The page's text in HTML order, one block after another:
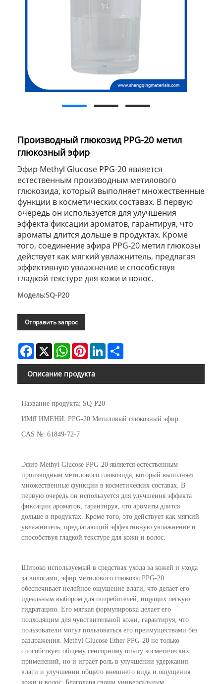
Производный глюкозид PPG-20 метил
глюкозный эфир
Эфир Methyl Glucose PPG-20 является
естественным производным метилового
глюкозида, который выполняет множественные
функции в косметических составах. В первую
очередь он используется для улучшения
эффекта фиксации ароматов, гарантируя, что
ароматы длится дольше в продуктах. Кроме
того, соединение эфира PPG-20 метил глюкозы
действует как мягкий увлажнитель, предлагая
эффективную увлажнение и способствуя
гладкой текстуре для кожи и волос.
Модель:SQ-P20
Отправить запрос
Facebook
X WhatsAppPinterestLinkedIn
Описание продукта
Название продукта: SQ-P20
ИМЯ ИМЕНИ: PPG-20 Метиловый глюкозный эфир
CAS №: 61849-72-7
Эфир Methyl Glucose PPG-20 является естественным
производным метилового глюкозида, который выполняет
множественные функции в косметических составах. В
первую очередь он используется для улучшения эффекта
фиксации ароматов, гарантируя, что ароматы длится
дольше в продуктах. Кроме того, этодействует как мягкий
увлажнитель, предлагающий эффективную увлажнение и
способствуя гладкой текстуре для кожи и волос.
Широко используемый в средствах ухода за кожей и ухода
за волосами, эфир метилового глюкозы PPG-20
обеспечивает нелейное ощущение влаги, что делает его
идеальным выбором для потребителей, ищущих легкую
гидратацию. Его мягкая формулировка делает его
подходящим для чувствительной кожи, гарантируя, что
пользователи могут пользоваться его преимуществами без
раздражения. Methyl Glucose Ether PPG-20 не только
способствует общему сенсорному опыту косметических
применений, но и играет роль в улучшении удержания
влаги и улучшении общего внешнего вида и ощущения
кожи и волос. Благодаря своим универсальным